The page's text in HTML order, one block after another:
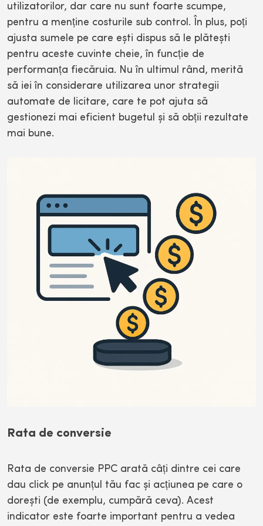
utilizatorilor, dar care nu sunt foarte scumpe,
pentru a menține costurile sub control. În plus, poți
ajusta sumele pe care ești dispus să le plătești
pentru aceste cuvinte cheie, în funcție de
performanța fiecăruia. Nu în ultimul rând, merită
să iei în considerare utilizarea unor strategii
automate de licitare, care te pot ajuta să
gestionezi mai eficient bugetul și să obții rezultate
mai bune.
Rata de conversie
Rata de conversie PPC arată câți dintre cei care
dau click pe anunțul tău fac și acțiunea pe care o
dorești (de exemplu, cumpără ceva). Acest
indicator este foarte important pentru a vedea